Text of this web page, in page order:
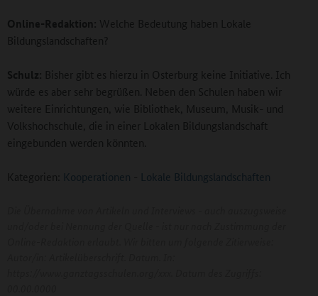
Online-Redaktion: Welche Bedeutung haben Lokale
Bildungslandschaften?
Schulz: Bisher gibt es hierzu in Osterburg keine Initiative. Ich
würde es aber sehr begrüßen. Neben den Schulen haben wir
weitere Einrichtungen, wie Bibliothek, Museum, Musik- und
Volkshochschule, die in einer Lokalen Bildungslandschaft
eingebunden werden könnten.
Kategorien: Kooperationen - Lokale Bildungslandschaften